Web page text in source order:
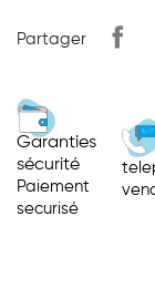
Partager
Garanties
sécurité
Paiement
securisé